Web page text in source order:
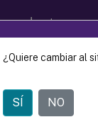
Este
Citrix
¿Quiere cambiar al
SÍ NO